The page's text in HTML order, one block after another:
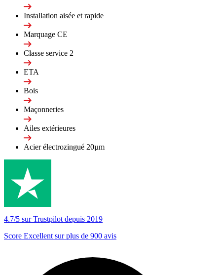
Installation aisée et rapide
Marquage CE
Classe service 2
ETA
Bois
Maçonneries
Ailes extérieures
Acier électrozingué 20µm
4.7/5 sur Trustpilot depuis 2019
Score Excellent sur plus de 900 avis